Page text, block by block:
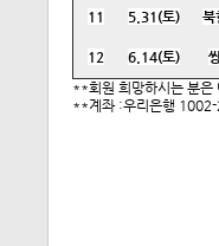
11
5.31(토) 북
12
6.14(토)
**회원 희망하시는 분은
**계좌 :우리은행